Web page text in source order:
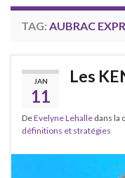
TAG: AUBRAC
JAN
11
Les
DeEvelyne Lehalle dans la
définitions et stratégies